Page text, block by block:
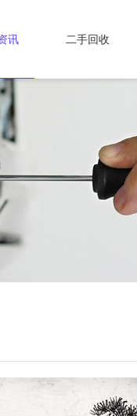
讯 二手回收